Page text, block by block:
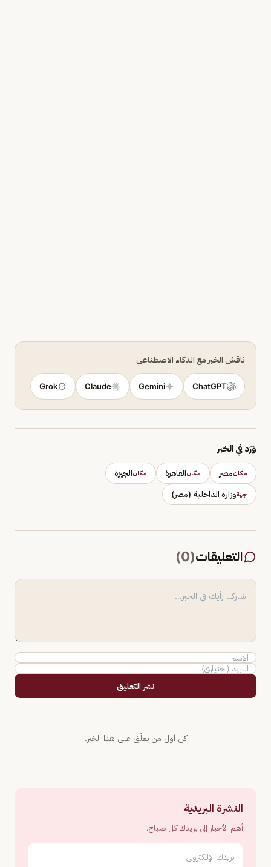
ناقش الخبر مع الذكاء الاصطناعي
ChatGPT
Gemini
Claude
Grok
وَرَد في الخبر
مكانمصر مكانالقاهرة مكانالجيزة
جهةوزارة الداخلية (مصر)
التعليقات(
0
)
نشر التعليق
كن أول من يعلّق على هذا الخبر.
النشرة البريدية
أهم الأخبار إلى بريدك كل صباح.